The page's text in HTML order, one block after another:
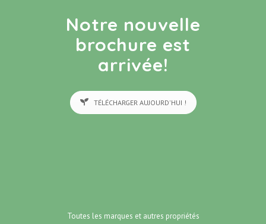
Notre nouvelle
brochure est
arrivée!
TÉLÉCHARGER AUJOURD'HUI !
Toutes les marques et autres propriétés